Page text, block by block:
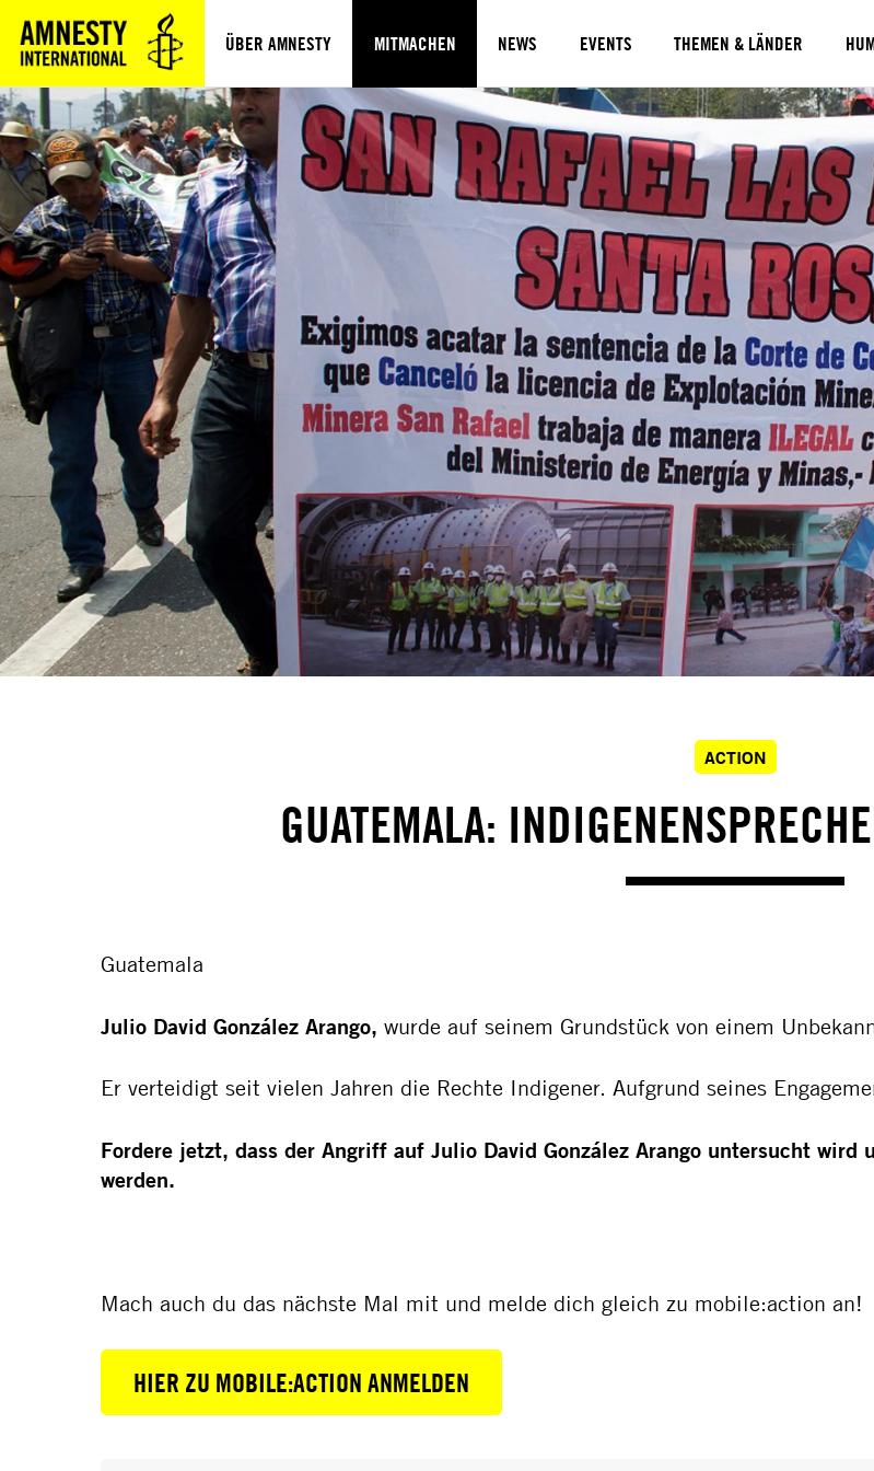
ÜBER AMNESTY MITMACHEN NEWS EVENTS THEMEN & LÄNDER
ACTION
GUATEMALA:
Guatemala
Julio David González Arango, wurde auf seinem Grundstück von einem
Er verteidigt seit vielen Jahren die Rechte Indigener. Aufgrund seines
Fordere jetzt, dass der Angriff auf Julio David González Arango untersucht
werden.
Mach auch du das nächste Mal mit und melde dich gleich zu mobile:action an!
HIER ZU MOBILE:ACTION ANMELDEN